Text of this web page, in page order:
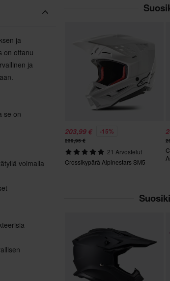
ja
on ottanu
ja
se on
voimalla
203,99 € -15%
239,95 €
21 Arvostelut
Crossikypärä Alpinestars SM5